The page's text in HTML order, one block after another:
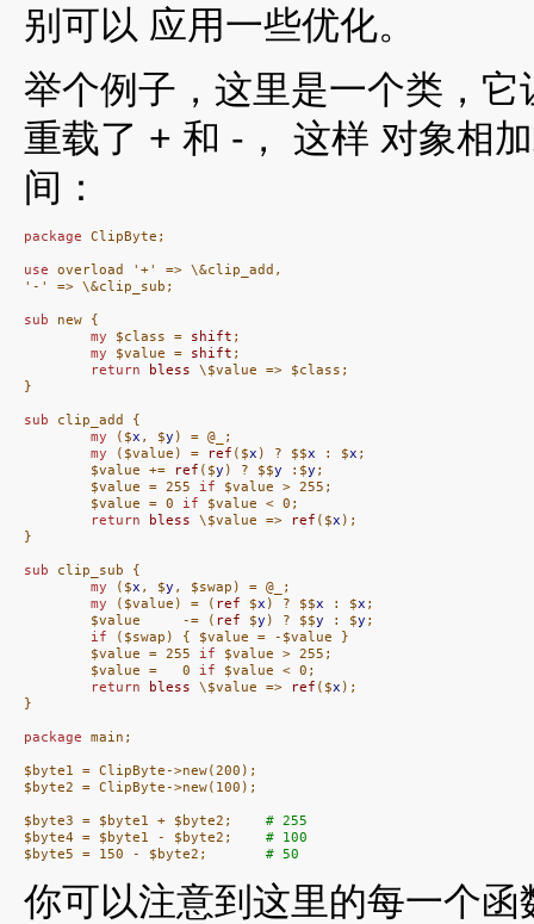
别可以 应用一些优化。
举个例子，这里是一个类，
重载了 + 和 -， 这样 对象相
间：
package ClipByte;
use overload '+' => \&clip_add,
'-' => \&clip_sub;
sub new {
my $class = shift ;
my $value = shift ;
return
bless \$value => $class;
}
sub clip_add {
my ($x , $y ) = @_;
my ($value) = ref ($x ) ? $$x : $x ;
        $value +=
ref ($y ) ? $$y :$y ;
        $value = 255
if $value > 255;
        $value = 0
if $value < 0;
return
bless \$value => ref ($x );
}
sub clip_sub {
my ($x , $y , $swap) = @_;
my ($value) = ( ref $x ) ? $$x : $x ;
        $value     -= (
ref $y ) ? $$y : $y ;
if ($swap) { $value = -$value }
        $value = 255
if $value > 255;
        $value =   0
if $value < 0;
return
bless \$value => ref ($x );
}
package main;
$byte1 = ClipByte->new(200);
$byte2 = ClipByte->new(100);
$byte3 = $byte1 + $byte2; # 255
$byte4 = $byte1 - $byte2; # 100
$byte5 = 150 - $byte2; # 50
你可以注意到这里的每一个